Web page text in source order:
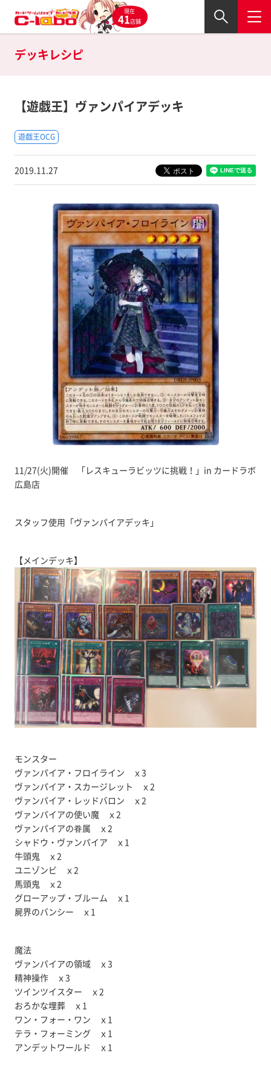
現在
41店舗
デッキレシピ
【遊戯王】ヴァンパイアデッキ
遊戯王OCG
2019.11.27
11/27(火)開催 「レスキューラビッツに挑戦！」in カードラボ
広島店
スタッフ使用「ヴァンパイアデッキ」
【メインデッキ】
モンスター
ヴァンパイア・フロイライン ｘ3
ヴァンパイア・スカージレット ｘ2
ヴァンパイア・レッドバロン ｘ2
ヴァンパイアの使い魔 ｘ2
ヴァンパイアの眷属 ｘ2
シャドウ・ヴァンパイア ｘ1
牛頭鬼 ｘ2
ユニゾンビ ｘ2
馬頭鬼 ｘ2
グローアップ・ブルーム ｘ1
屍界のバンシー ｘ1
魔法
ヴァンパイアの領域 ｘ3
精神操作 ｘ3
ツインツイスター ｘ2
おろかな埋葬 ｘ1
ワン・フォー・ワン ｘ1
テラ・フォーミング ｘ1
アンデットワールド ｘ1